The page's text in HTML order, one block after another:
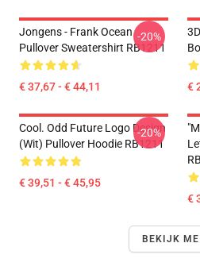
Jongens - Frank Ocean
Pullover Sweatershirt RB1211
€ 37,67 - € 44,11
-20%
€
Cool. Odd Future Logo Design
(wit) Pullover Hoodie RB1211
€ 39,51 - € 45,95
-20%
€
BEKIJK